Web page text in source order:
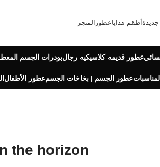
المتجر عطورأطقم هدايا
بودرات الجسمعطور قديمه كلاسيكيه رجال
عطور الأطفالعطور الجسم | بخاخات الجسم
the horizon